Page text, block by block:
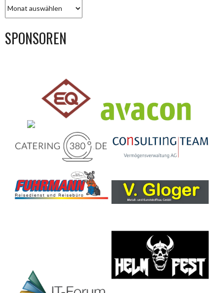
ARCHIV
SPONSOREN